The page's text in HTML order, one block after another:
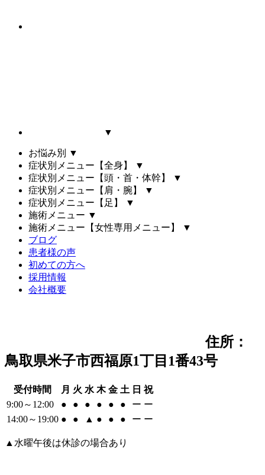
▼
お悩み別
▼
症状別メニュー【全身】
▼
症状別メニュー【頭・首・体幹】
▼
症状別メニュー【肩・腕】
▼
症状別メニュー【足】
▼
施術メニュー ▼
施術メニュー【女性専用メニュー】
▼
ブログ
患者様の声
初めての方へ
採用情報
会社概要
住所：
鳥取県米子市西福原1丁目1番43号
受付時間 月 火 水 木 金 土 日 祝
9:00～12:00
● ● ● ● ● ● ー ー
14:00～19:00 ● ● ▲ ● ● ● ー ー
▲水曜午後は休診の場合あり